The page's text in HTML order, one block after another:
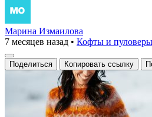
Марина Измаилова
7 месяцев назад • Кофты и пуловеры
Поделиться Копировать ссылку